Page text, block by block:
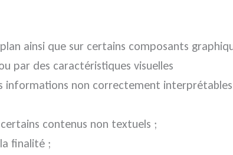
ainsi que sur certains composants
par des caractéristiques visuelles
non correctement interprétables
contenus non textuels ;
finalité ;